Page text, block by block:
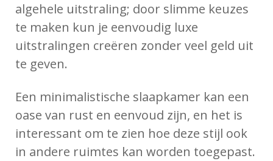
algehele uitstraling; door slimme keuzes
te maken kun je eenvoudig luxe
uitstralingen creëren zonder veel geld uit
te geven.
Een minimalistische slaapkamer kan een
oase van rust en eenvoud zijn, en het is
interessant om te zien hoe deze stijl ook
in andere ruimtes kan worden toegepast.